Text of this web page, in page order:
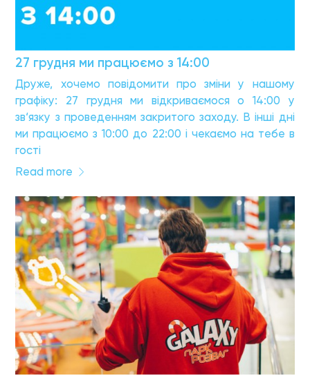
27 грудня ми працюємо з 14:00
Друже, хочемо повідомити про зміни у нашому
графіку: 27 грудня ми відкриваємося о 14:00 у
зв‘язку з проведенням закритого заходу. В інші дні
ми працюємо з 10:00 до 22:00 і чекаємо на тебе в
гості
Read more